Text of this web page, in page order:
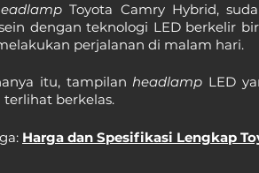
Toyota Camry Hybrid,
dengan teknologi LED berkelir
perjalanan di malam hari.
itu, tampilan headlamp LED
terlihat berkelas.
Harga dan Spesifikasi Lengkap